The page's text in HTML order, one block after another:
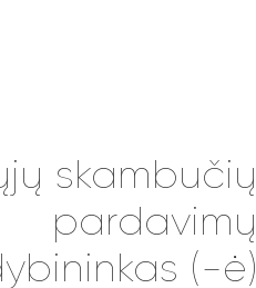
skambučių
pardavimų
(-ė)